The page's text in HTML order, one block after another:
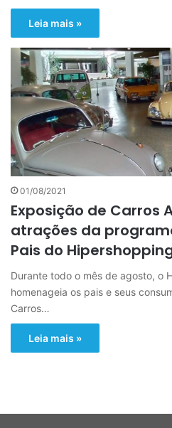
Leia mais »
01/08/2021
Exposição de Carros
atrações da
Pais do
Durante todo o mês de agosto, o
homenageia os pais e seus
Carros…
Leia mais »